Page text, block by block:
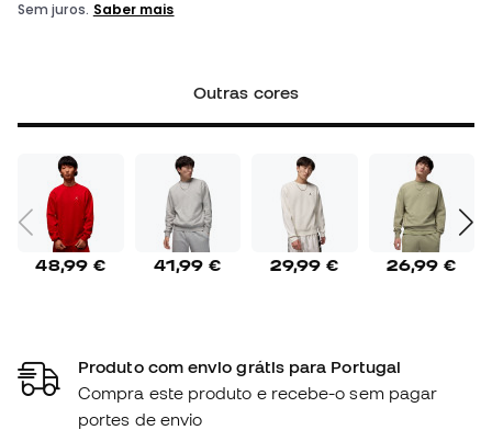
Outras cores
48,99 € 41,99 € 29,99 € 26,99 €
Produto com envio grátis para Portugal
Compra este produto e recebe-o sem pagar
portes de envio